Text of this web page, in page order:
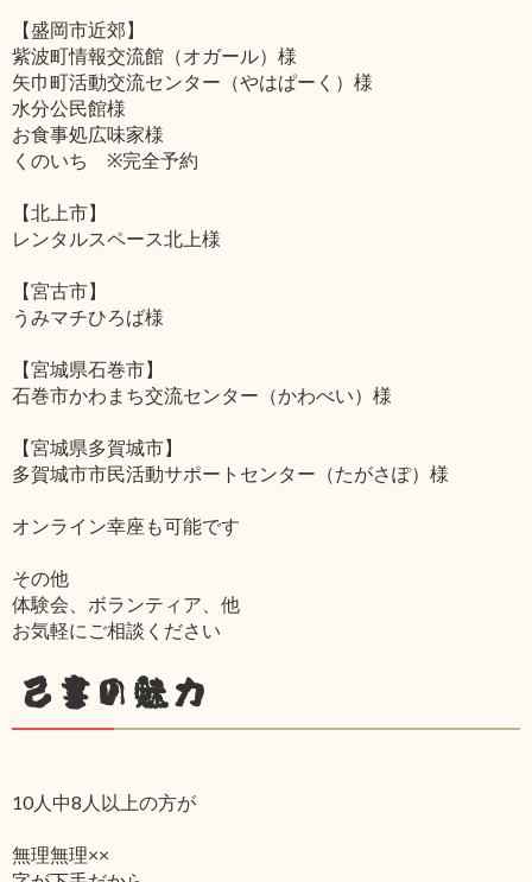
【盛岡市近郊】
紫波町情報交流館（オガール）様
矢巾町活動交流センター（やはぱーく）様
水分公民館様
お食事処広味家様
くのいち ※完全予約
【北上市】
レンタルスペース北上様
【宮古市】
うみマチひろば様
【宮城県石巻市】
石巻市かわまち交流センター（かわべい）様
【宮城県多賀城市】
多賀城市市民活動サポートセンター（たがさぽ）様
オンライン幸座も可能です
その他
体験会、ボランティア、他
お気軽にご相談ください
己書の魅力
10人中8人以上の方が
無理無理××